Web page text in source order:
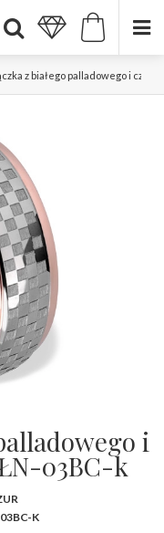
z białego palladowego i
i
03BC-k
K